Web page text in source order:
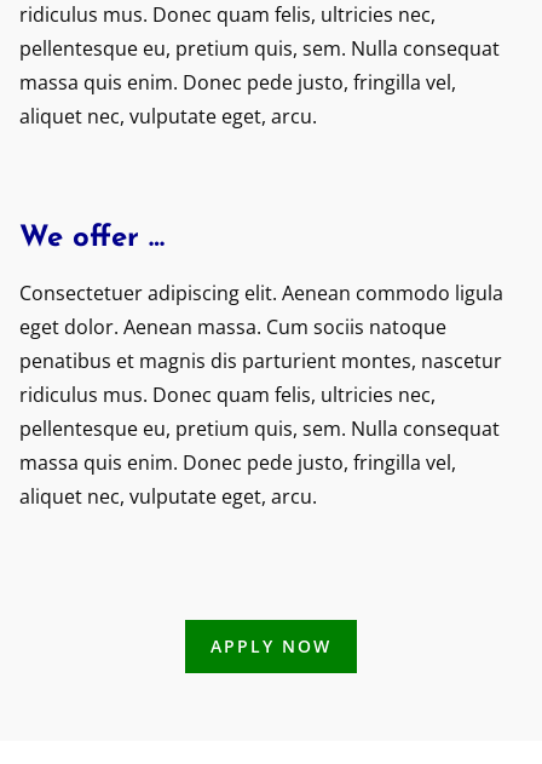
ridiculus mus. Donec quam felis, ultricies nec,
pellentesque eu, pretium quis, sem. Nulla consequat
massa quis enim. Donec pede justo, fringilla vel,
aliquet nec, vulputate eget, arcu.
We offer …
Consectetuer adipiscing elit. Aenean commodo ligula
eget dolor. Aenean massa. Cum sociis natoque
penatibus et magnis dis parturient montes, nascetur
ridiculus mus. Donec quam felis, ultricies nec,
pellentesque eu, pretium quis, sem. Nulla consequat
massa quis enim. Donec pede justo, fringilla vel,
aliquet nec, vulputate eget, arcu.
APPLY NOW